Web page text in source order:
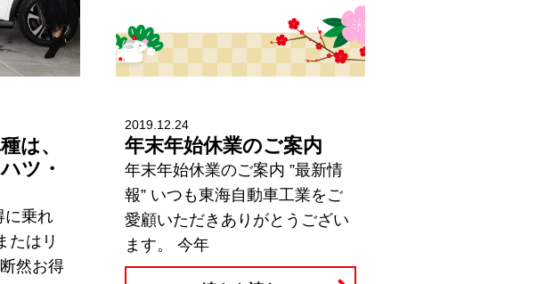
は、
ツ・
に乗れ
たはリ
然お得
2019.12.24
年末年始休業のご案内
年末年始休業のご案内 ”最新情
報” いつも東海自動車工業をご
愛顧いただきありがとうござい
ます。 今年